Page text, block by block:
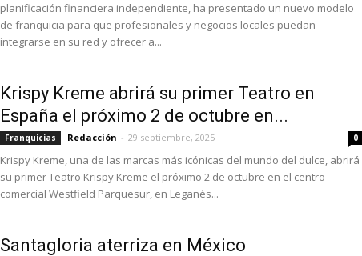
planificación financiera independiente, ha presentado un nuevo modelo
de franquicia para que profesionales y negocios locales puedan
integrarse en su red y ofrecer a...
Krispy Kreme abrirá su primer Teatro en
España el próximo 2 de octubre en...
Franquicias Redacción - 29 septiembre, 2025 0
Krispy Kreme, una de las marcas más icónicas del mundo del dulce, abrirá
su primer Teatro Krispy Kreme el próximo 2 de octubre en el centro
comercial Westfield Parquesur, en Leganés...
Santagloria aterriza en México